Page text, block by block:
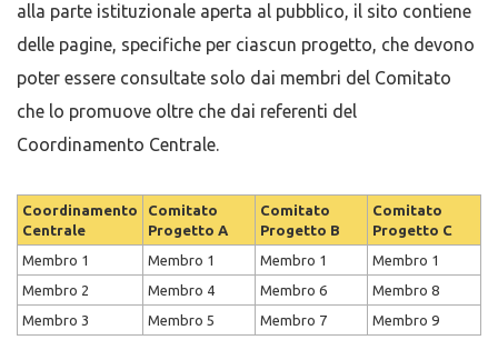
alla parte istituzionale aperta al pubblico, il sito contiene
delle pagine, specifiche per ciascun progetto, che devono
poter essere consultate solo dai membri del Comitato
che lo promuove oltre che dai referenti del
Coordinamento Centrale.
Coordinamento
Centrale
Comitato
Progetto A
Comitato
Progetto B
Comitato
Progetto C
Membro 1
Membro 1 Membro 1
Membro 1
Membro 2
Membro 4 Membro 6
Membro 8
Membro 3
Membro 5 Membro 7 Membro 9